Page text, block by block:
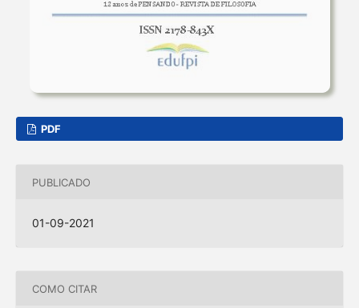
PDF
PUBLICADO
01-09-2021
COMO CITAR